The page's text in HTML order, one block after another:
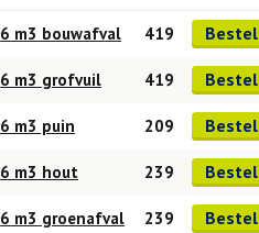
6 m3 bouwafval 419 Bestel
6 m3 grofvuil 419 Bestel
6 m3 puin 209 Bestel
6 m3 hout 239 Bestel
6 m3 groenafval 239 Bestel